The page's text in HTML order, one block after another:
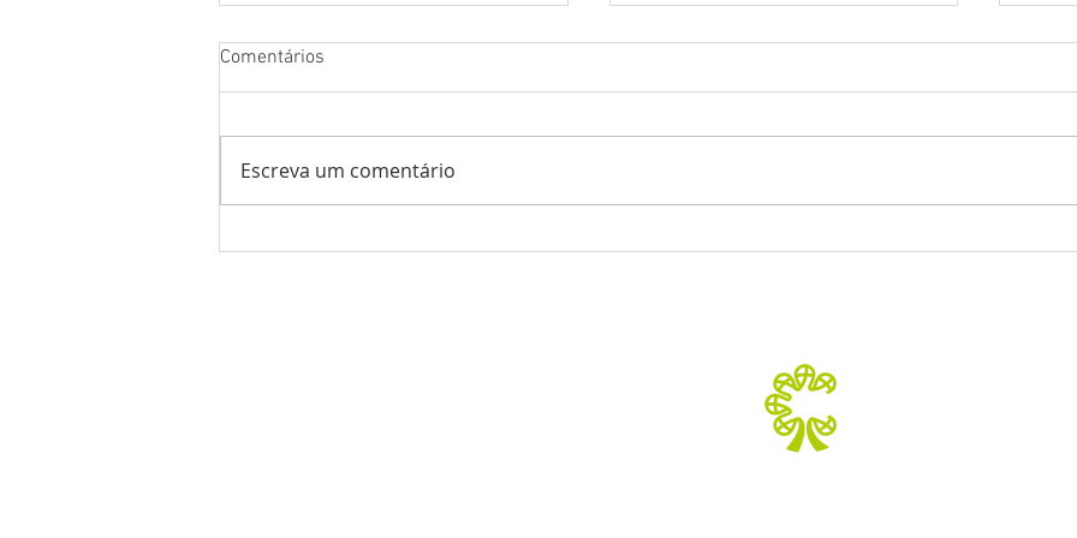
Comentários
Escreva um comentário